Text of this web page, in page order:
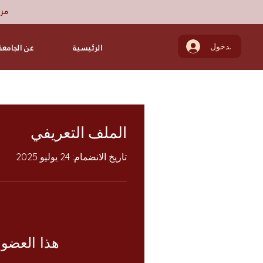
عن الرئيسية تسجيل الدخول
الملف التعريفي
تاريخ الانضمام: 24 يوليو 2025
هذا